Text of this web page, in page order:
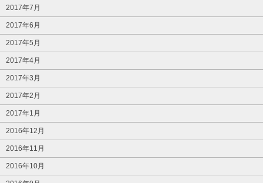
2017年7月
2017年6月
2017年5月
2017年4月
2017年3月
2017年2月
2017年1月
2016年12月
2016年11月
2016年10月